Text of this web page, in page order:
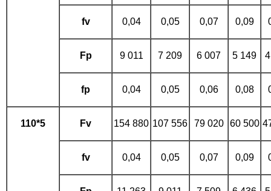
fv 0,04 0,05 0,07 0,09
Fp 9 011 7 209 6 007 5 149
fp 0,04 0,05 0,06 0,08
110*5 Fv 154 880 107 556 79 020 60 500
fv 0,04 0,05 0,07 0,09